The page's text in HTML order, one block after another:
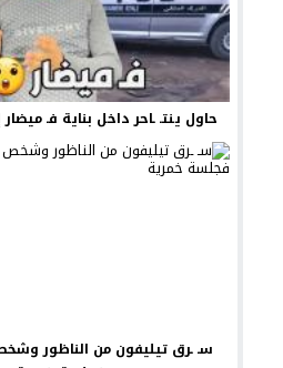
حاول ينتـ ـاحر داخل بناية فـ
سـ ـرق تيليفون من الناظور